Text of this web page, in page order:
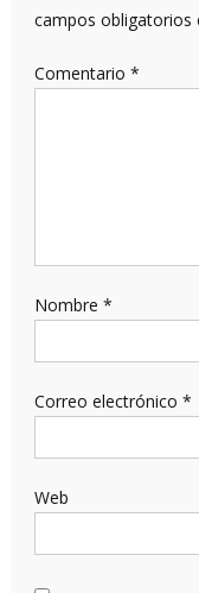
campos obligatorios
Comentario *
Nombre *
Correo electrónico *
Web